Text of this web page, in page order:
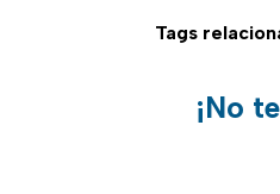
Tags
¡No